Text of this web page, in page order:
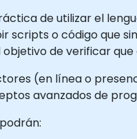
de utilizar el
scripts o código que
de verificar
(en línea o
avanzados de